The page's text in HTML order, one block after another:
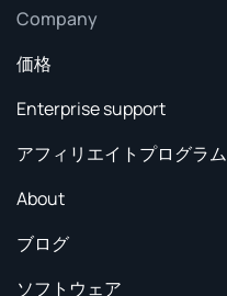
Company
価格
Enterprise support
アフィリエイトプログラム
About
ブログ
ソフトウェア